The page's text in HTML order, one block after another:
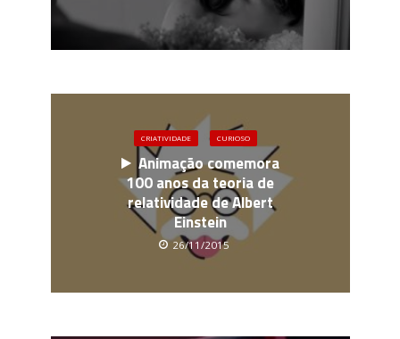
CRIATIVIDADE CURIOSO
Animação comemora
100 anos da teoria de
relatividade de Albert
Einstein
26/11/2015